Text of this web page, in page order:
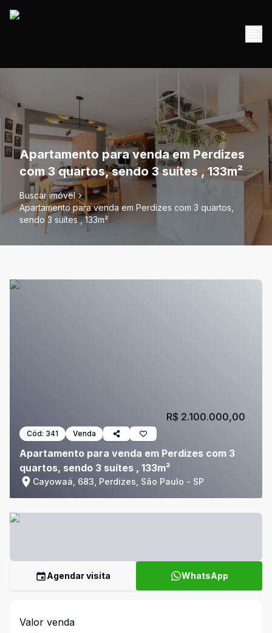
Apartamento para venda em Perdizes
com 3 quartos, sendo 3 suítes , 133m²
Buscar imóvel
Apartamento para venda em Perdizes com 3 quartos,
sendo 3 suítes , 133m²
Cód: 341 Venda
Apartamento para venda em Perdizes com 3
quartos, sendo 3 suítes , 133m²
Cayowaá, 683, Perdizes, São Paulo - SP
R$ 2.100.000,00
Agendar visita WhatsApp
Valor venda